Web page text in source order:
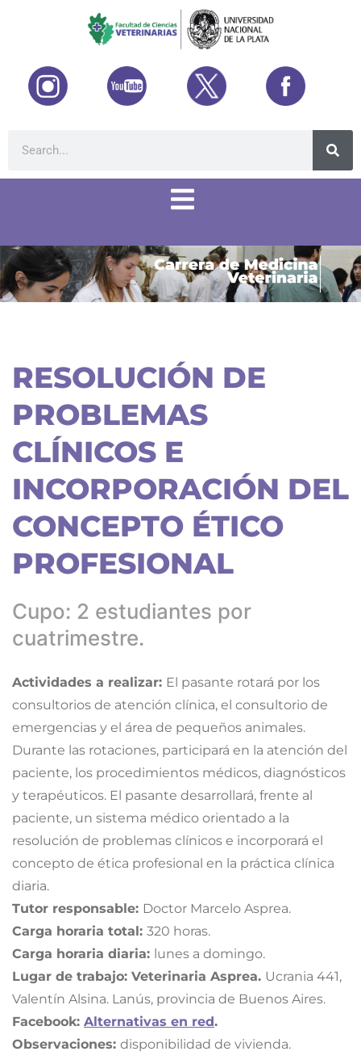
RESOLUCIÓN DE
PROBLEMAS
CLÍNICOS E
INCORPORACIÓN DEL
CONCEPTO ÉTICO
PROFESIONAL
Cupo: 2 estudiantes por
cuatrimestre.
Actividades a realizar: El pasante rotará por los
consultorios de atención clínica, el consultorio de
emergencias y el área de pequeños animales.
Durante las rotaciones, participará en la atención del
paciente, los procedimientos médicos, diagnósticos
y terapéuticos. El pasante desarrollará, frente al
paciente, un sistema médico orientado a la
resolución de problemas clínicos e incorporará el
concepto de ética profesional en la práctica clínica
diaria.
Tutor responsable: Doctor Marcelo Asprea.
Carga horaria total: 320 horas.
Carga horaria diaria: lunes a domingo.
Lugar de trabajo: Veterinaria Asprea. Ucrania 441,
Valentín Alsina. Lanús, provincia de Buenos Aires.
Facebook: Alternativas en red.
Observaciones: disponibilidad de vivienda.